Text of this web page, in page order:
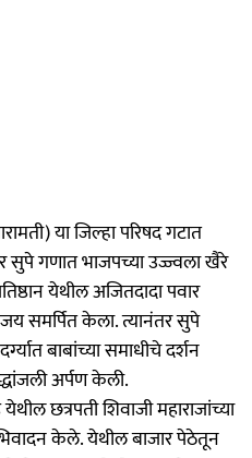
या जिल्हा परिषद गटात
सुपे गणात भाजपच्या उज्ज्वला खैरे
येथील अजितदादा पवार
समर्पित केला. त्यानंतर सुपे
बाबांच्या समाधीचे दर्शन
अर्पण केली.
येथील छत्रपती शिवाजी महाराजांच्या
केले. येथील बाजार पेठेतून